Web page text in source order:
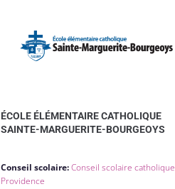
ÉCOLE ÉLÉMENTAIRE CATHOLIQUE
SAINTE-MARGUERITE-BOURGEOYS
Conseil scolaire:Conseil scolaire catholique
Providence